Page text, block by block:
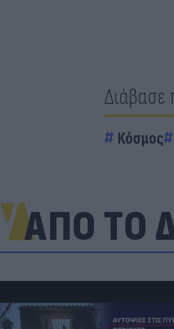
Διάβασε
Κόσμος
ΑΠΟ ΤΟ